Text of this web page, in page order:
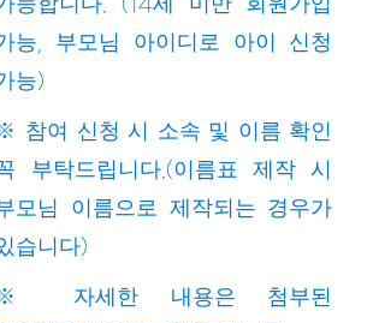
. (14
능, 부모님 아이디로 아이 신청
능)
참여 신청 시 소속 및 이름 확인
부탁드립니다.(이름표 제작 시
모님 이름으로 제작되는 경우가
습니다)
자세한 내용은 첨부된